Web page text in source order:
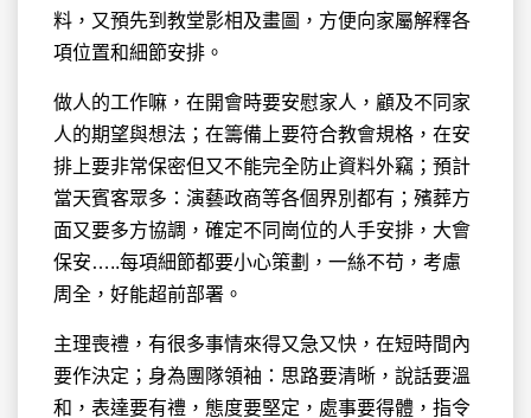
料，又預先到教堂影相及畫圖，方便向家屬解釋各
項位置和細節安排。
做人的工作嘛，在開會時要安慰家人，顧及不同家
人的期望與想法；在籌備上要符合教會規格，在安
排上要非常保密但又不能完全防止資料外竊；預計
當天賓客眾多：演藝政商等各個界別都有；殯葬方
面又要多方協調，確定不同崗位的人手安排，大會
保安…..每項細節都要小心策劃，一絲不苟，考慮
周全，好能超前部署。
主理喪禮，有很多事情來得又急又快，在短時間內
要作決定；身為團隊領袖：思路要清晰，說話要溫
和，表達要有禮，態度要堅定，處事要得體，指令